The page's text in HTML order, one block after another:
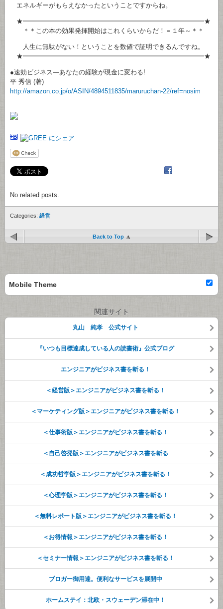
エネルギーがもらえなかったということですからね。
★━━━━━━━━━━━━━━━━━━━━━━━━━━━━★
＊＊この本の効果発揮開始はこれくらいからだ！＝１年～＊＊
人生に無駄がない！ということを数値で証明できるんですね。
★━━━━━━━━━━━━━━━━━━━━━━━━━━━━★
●速効ビジネス―あなたの経験が現金に変わる!
平 秀信 (著)
http://amazon.co.jp/o/ASIN/4894511835/maruruchan-22/ref=nosim
No related posts.
Categories: 経営
Back to Top
Mobile Theme
関連サイト
丸山 純孝 公式サイト
『いつも目標達成している人の読書術』公式ブログ
エンジニアがビジネス書を斬る！
＜経営版＞エンジニアがビジネス書を斬る！
＜マーケティング版＞エンジニアがビジネス書を斬る！
＜仕事術版＞エンジニアがビジネス書を斬る！
＜自己啓発版＞エンジニアがビジネス書を斬る
＜成功哲学版＞エンジニアがビジネス書を斬る！
＜心理学版＞エンジニアがビジネス書を斬る！
＜無料レポート版＞エンジニアがビジネス書を斬る！
＜お得情報＞エンジニアがビジネス書を斬る！
＜セミナー情報＞エンジニアがビジネス書を斬る！
ブロガー御用達。便利なサービスを展開中
ホームステイ：北欧・スウェーデン滞在中！